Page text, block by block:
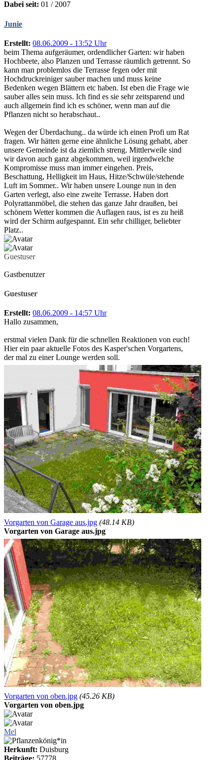
Dabei seit: 01 / 2007
Junie
Erstellt: 08.06.2009 - 13:52 Uhr
beim Thema aufgeräumer, ordendlicher Garten: wir haben
Hochbeete, also Planzen und Terrasse räumlich getrennt. So
kann man problemlos die Terrasse fegen oder mit
Hochdruckreiniger sauber machen und muss keine
Bedenken wegen Blättern etc haben. Ist eben die Frage wie
sauber alles sein muss. Ich find es sie sehr zeitsparend und
auch allgemein find ich es schöner, wenn man auf die
Pflanzen nicht so herabschaut..
Wegen der Überdachung.. da würde ich einen Profi um Rat
fragen. Wir hätten gerne eine ähnliche Lösung gehabt, aber
unsere Gemeinde ist da ziemlich streng. Mittlerweile sind
wir davon auch ganz abgekommen, weil irgendwelche
Kompromisse muss man immer eingehen. Preis,
Beschattung, Helligkeit im Haus, Hitze/Schwüle/stehende
Luft im Sommer.. Wir haben unsere Lounge nun in den
Garten verlegt, also eine zweite Terrasse. Haben dort
Polyrattanmöbel, die stehen das ganze Jahr draußen, bei
schönem Wetter kommen die Auflagen raus, ist es zu heiß
wird der Schirm aufgespannt. Ein sehr chilliger, beliebter
Platz..
Guestuser
Gastbenutzer
Guestuser
Erstellt: 08.06.2009 - 14:57 Uhr
Hallo zusammen,
erstmal vielen Dank für die schnellen Reaktionen von euch!
Hier ein paar aktuelle Fotos des Kasper'schen Vorgartens,
der mal zu einer Lounge werden soll.
Vorgarten von Garage aus.jpg (48.14 KB)
Vorgarten von Garage aus.jpg
Vorgarten von oben.jpg (45.26 KB)
Vorgarten von oben.jpg
Mel
Herkunft: Duisburg